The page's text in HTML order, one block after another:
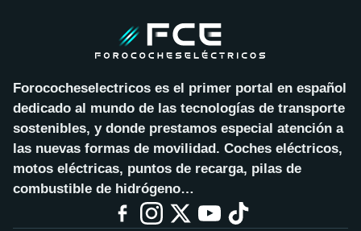
Forococheselectricos es el primer portal en español
dedicado al mundo de las tecnologías de transporte
sostenibles, y donde prestamos especial atención a
las nuevas formas de movilidad. Coches eléctricos,
motos eléctricas, puntos de recarga, pilas de
combustible de hidrógeno…